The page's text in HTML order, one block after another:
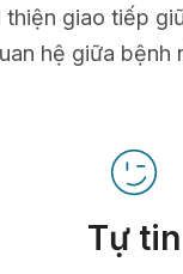
giao tiếp
hệ giữa bệnh
Tự tin